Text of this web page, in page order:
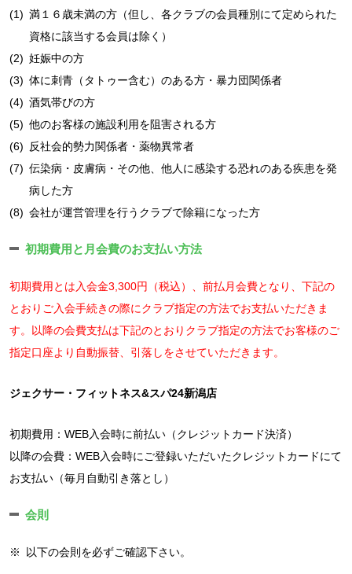
(1) 満１６歳未満の方（但し、各クラブの会員種別にて定められた
資格に該当する会員は除く）
(2) 妊娠中の方
(3) 体に刺青（タトゥー含む）のある方・暴力団関係者
(4) 酒気帯びの方
(5) 他のお客様の施設利用を阻害される方
(6)
反社会的勢力関係者・薬物異常者
(7) 伝染病・皮膚病・その他、他人に感染する恐れのある疾患を発
病した方
(8) 会社が運営管理を行うクラブで除籍になった方
初期費用と月会費のお支払い方法
初期費用とは入会金3,300円（税込）、前払月会費となり、下記の
とおりご入会手続きの際にクラブ指定の方法でお支払いただきま
す。以降の会費支払は下記のとおりクラブ指定の方法でお客様のご
指定口座より自動振替、引落しをさせていただきます。
ジェクサー・フィットネス&スパ24新潟店
初期費用：WEB入会時に前払い（クレジットカード決済）
以降の会費：WEB入会時にご登録いただいたクレジットカードにて
お支払い（毎月自動引き落とし）
会則
※ 以下の会則を必ずご確認下さい。